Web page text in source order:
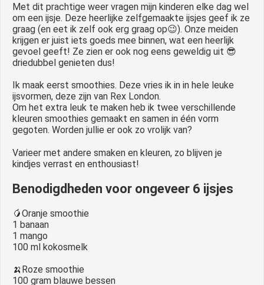
Met dit prachtige weer vragen mijn kinderen elke dag wel
om een ijsje. Deze heerlijke zelfgemaakte ijsjes geef ik ze
graag (en eet ik zelf ook erg graag op😉). Onze meiden
krijgen er juist iets goeds mee binnen, wat een heerlijk
gevoel geeft! Ze zien er ook nog eens geweldig uit 😎
driedubbel genieten dus!
Ik maak eerst smoothies. Deze vries ik in in hele leuke
ijsvormen, deze zijn van Rex London.
Om het extra leuk te maken heb ik twee verschillende
kleuren smoothies gemaakt en samen in één vorm
gegoten. Worden jullie er ook zo vrolijk van?
Varieer met andere smaken en kleuren, zo blijven je
kindjes verrast en enthousiast!
Benodigdheden voor ongeveer 6 ijsjes
🥭Oranje smoothie
1 banaan
1 mango
100 ml kokosmelk
🍌Roze smoothie
100 gram blauwe bessen